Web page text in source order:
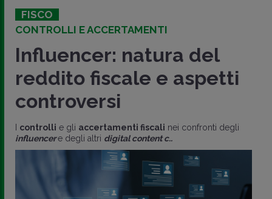
FISCO
CONTROLLI E ACCERTAMENTI
Influencer: natura del
reddito fiscale e aspetti
controversi
I controlli e gli accertamenti fiscali nei confronti degli
influencere degli altri digital content c..